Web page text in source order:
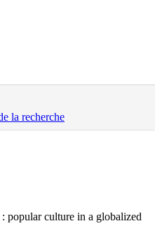
la recherche
popular culture in a globalized